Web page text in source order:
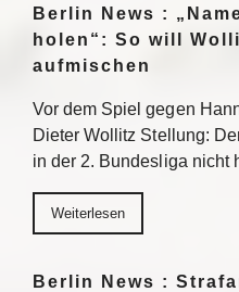
Berlin News :
holen“: So will
aufmischen
Vor dem Spiel gegen
Dieter Wollitz Stellung:
in der 2. Bundesliga nicht
Weiterlesen
Berlin News :